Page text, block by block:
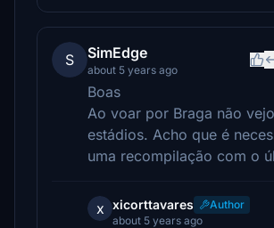
S SimEdge
about 5 years ago
Boas
Ao voar por Braga não
estádios. Acho que é
uma recompilação com o
x xicorttavares
Author
about 5 years ago